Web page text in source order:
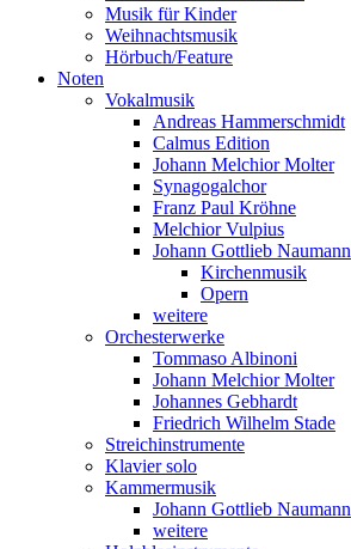
Musik für Kinder
Weihnachtsmusik
Hörbuch/Feature
Noten
Vokalmusik
Andreas Hammerschmidt
Calmus Edition
Johann Melchior Molter
Synagogalchor
Franz Paul Kröhne
Melchior Vulpius
Johann Gottlieb Naumann
Kirchenmusik
Opern
weitere
Orchesterwerke
Tommaso Albinoni
Johann Melchior Molter
Johannes Gebhardt
Friedrich Wilhelm Stade
Streichinstrumente
Klavier solo
Kammermusik
Johann Gottlieb Naumann
weitere